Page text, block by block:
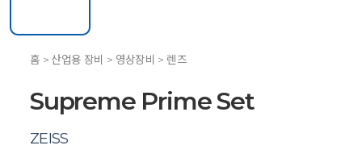
홈 > 산업용 장비 > 영상장비 > 렌즈
Supreme Prime Set
ZEISS